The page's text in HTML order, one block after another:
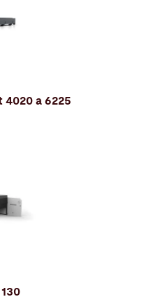
4020 a 6225